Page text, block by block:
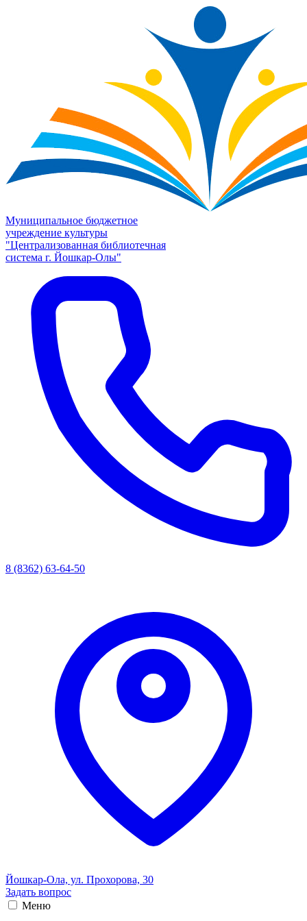
Муниципальное бюджетное
учреждение культуры
"Централизованная библиотечная
система г. Йошкар-Олы"
8 (8362) 63-64-50
Йошкар-Ола, ул. Прохорова, 30
Задать вопрос
Меню